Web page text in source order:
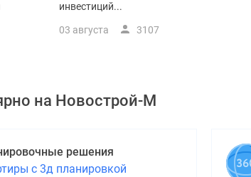
инвестиций...
03 августа 3107
на Новострой-М
решения
с 3д планировкой